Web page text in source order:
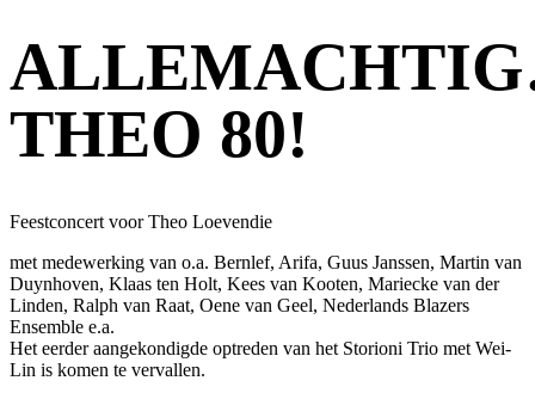
THEO 80!
Feestconcert voor Theo Loevendie
met medewerking van o.a. Bernlef, Arifa, Guus Janssen, Martin van
Duynhoven, Klaas ten Holt, Kees van Kooten, Mariecke van der
Linden, Ralph van Raat, Oene van Geel, Nederlands Blazers
Ensemble e.a.
Het eerder aangekondigde optreden van het Storioni Trio met Wei-
Lin is komen te vervallen.